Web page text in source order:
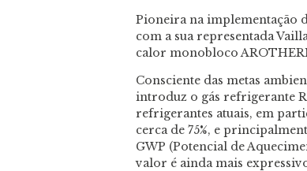
Pioneira na implementação
com a sua representada
calor monobloco
Consciente das metas
introduz o gás refrigerante
refrigerantes atuais, em
cerca de 75%, e
GWP (Potencial de
valor é ainda mais